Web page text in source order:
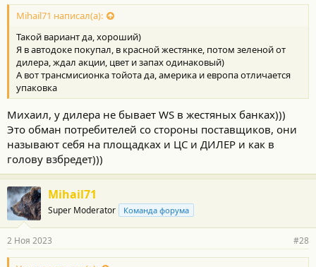
Mihail71 написал(а):
Такой вариант да, хороший)
Я в автодоке покупал, в красной жестянке, потом зеленой от
дилера, ждал акции, цвет и запах одинаковый)
А вот трансмисионка тойота да, америка и европа отличается
упаковка
Михаил, у дилера не бывает WS в жестяных банках)))
Это обман потребителей со стороны поставщиков, они
называют себя на площадках и ЦС и ДИЛЕР и как в
голову взбредет)))
Mihail71
Super Moderator Команда форума
2 Ноя 2023 #28